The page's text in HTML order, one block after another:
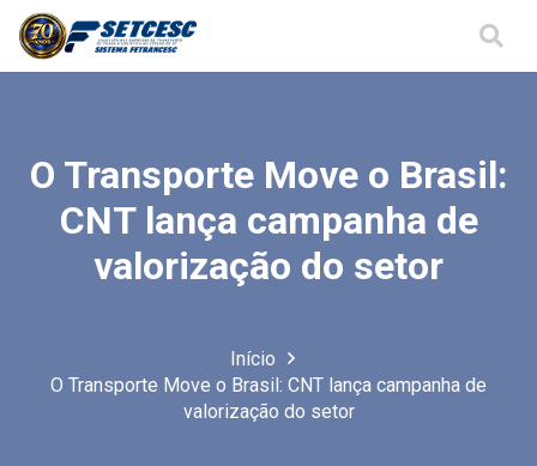
O Transporte Move o Brasil:
CNT lança campanha de
valorização do setor
Início
O Transporte Move o Brasil: CNT lança campanha de
valorização do setor